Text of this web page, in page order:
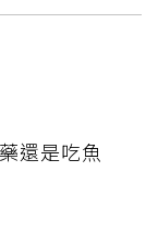
還是吃魚